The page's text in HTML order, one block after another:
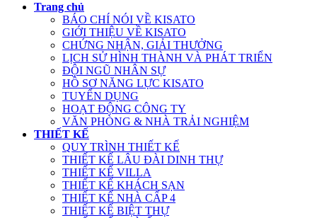
Trang chủ
BÁO CHÍ NÓI VỀ KISATO
GIỚI THIỆU VỀ KISATO
CHỨNG NHẬN, GIẢI THƯỞNG
LỊCH SỬ HÌNH THÀNH VÀ PHÁT TRIỂN
ĐỘI NGŨ NHÂN SỰ
HỒ SƠ NĂNG LỰC KISATO
TUYỂN DỤNG
HOẠT ĐỘNG CÔNG TY
VĂN PHÒNG & NHÀ TRẢI NGHIỆM
THIẾT KẾ
QUY TRÌNH THIẾT KẾ
THIẾT KẾ LÂU ĐÀI DINH THỰ
THIẾT KẾ VILLA
THIẾT KẾ KHÁCH SẠN
THIẾT KẾ NHÀ CẤP 4
THIẾT KẾ BIỆT THỰ